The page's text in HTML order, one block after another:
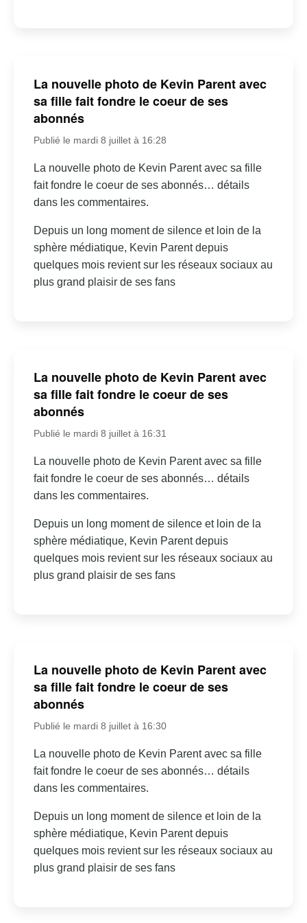
La nouvelle photo de Kevin Parent avec
sa fille fait fondre le coeur de ses
abonnés
Publié le mardi 8 juillet à 16:28
La nouvelle photo de Kevin Parent avec sa fille
fait fondre le coeur de ses abonnés… détails
dans les commentaires.
Depuis un long moment de silence et loin de la
sphère médiatique, Kevin Parent depuis
quelques mois revient sur les réseaux sociaux au
plus grand plaisir de ses fans
La nouvelle photo de Kevin Parent avec
sa fille fait fondre le coeur de ses
abonnés
Publié le mardi 8 juillet à 16:31
La nouvelle photo de Kevin Parent avec sa fille
fait fondre le coeur de ses abonnés… détails
dans les commentaires.
Depuis un long moment de silence et loin de la
sphère médiatique, Kevin Parent depuis
quelques mois revient sur les réseaux sociaux au
plus grand plaisir de ses fans
La nouvelle photo de Kevin Parent avec
sa fille fait fondre le coeur de ses
abonnés
Publié le mardi 8 juillet à 16:30
La nouvelle photo de Kevin Parent avec sa fille
fait fondre le coeur de ses abonnés… détails
dans les commentaires.
Depuis un long moment de silence et loin de la
sphère médiatique, Kevin Parent depuis
quelques mois revient sur les réseaux sociaux au
plus grand plaisir de ses fans